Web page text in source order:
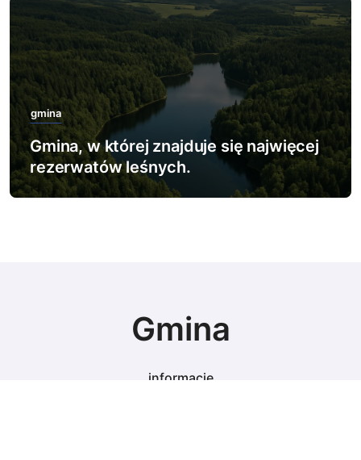
gmina
Gmina, w której znajduje się najwięcej
rezerwatów leśnych.
Gmina
informacje